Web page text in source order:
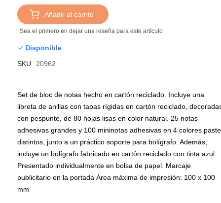
Añadir al carrito
Sea el primero en dejar una reseña para este artículo
Disponible
SKU
20962
Set de bloc de notas hecho en cartón reciclado. Incluye una
libreta de anillas con tapas rígidas en cartón reciclado,
con pespunte, de 80 hojas lisas en color natural. 25 notas
adhesivas grandes y 100 mininotas adhesivas en 4 colores
distintos, junto a un práctico soporte para bolígrafo. Además,
incluye un bolígrafo fabricado en cartón reciclado con tinta azul.
Presentado individualmente en bolsa de papel. Marcaje
publicitario en la portada Área máxima de impresión: 100 x 100
mm